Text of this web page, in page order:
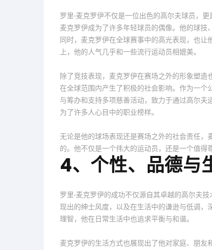
罗里·麦克罗伊不仅是一位出色的高尔夫球员，
麦克罗伊成为了许多年轻球员的偶像。他的球
同时，麦克罗伊在全球赛事中的高光表现，也
上，他的人气几乎和一些流行运动员相媲美。
除了竞技表现，麦克罗伊在赛场之外的形象塑造
在全球范围内产生了积极的社会影响。作为一
与筹办和支持多项慈善活动，致力于通过高尔
为了许多人心目中的职业榜样。
无论是他的球场表现还是赛场之外的社会责任
的。他不仅是一个伟大的运动员，还是一个值得
4、个性、品德与
罗里·麦克罗伊的成功不仅源自其卓越的高尔夫
现出的绅士风度，以及在生活中的谦逊与低调
理智，他在日常生活中也追求平衡与和谐。
麦克罗伊的生活方式也展现出了他对家庭、朋